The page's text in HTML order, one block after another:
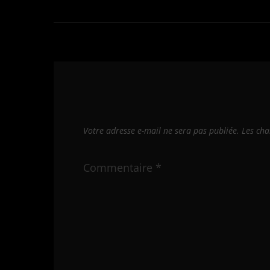
Votre adresse e-mail ne sera pas publiée. Les
Commentaire *